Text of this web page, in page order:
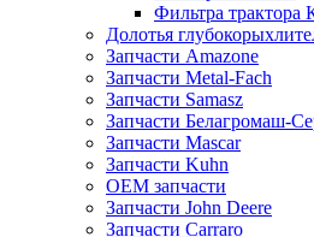
Фильтра трактора
Долотья
Запчасти Amazone
Запчасти Metal-Fach
Запчасти Samasz
Запчасти Белагромаш-
Запчасти Mascar
Запчасти Kuhn
OEM запчасти
Запчасти John Deere
Запчасти Carraro